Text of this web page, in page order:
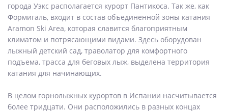
города Уэкс располагается курорт Пантикоса. Так же, как
Формигаль, входит в состав объединенной зоны катания
Aramon Ski Area, которая славится благоприятным
климатом и потрясающими видами. Здесь оборудован
лыжный детский сад, траволатор для комфортного
подъема, трасса для беговых лыж, выделена территория
катания для начинающих.
В целом горнолыжных курортов в Испании насчитывается
более тридцати. Они расположились в разных концах